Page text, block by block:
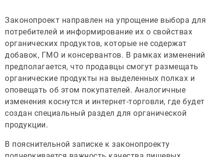
Законопроект направлен на упрощение выбора для
потребителей и информирование их о свойствах
органических продуктов, которые не содержат
добавок, ГМО и консервантов. В рамках изменений
предполагается, что продавцы смогут размещать
органические продукты на выделенных полках и
оповещать об этом покупателей. Аналогичные
изменения коснутся и интернет-торговли, где будет
создан специальный раздел для органической
продукции.
В пояснительной записке к законопроекту